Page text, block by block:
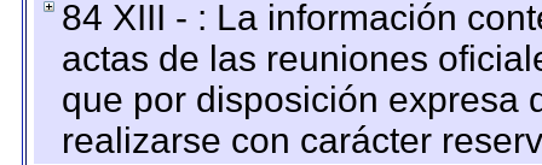
84 XIII - : La información
actas de las reuniones
que por disposición expresa
realizarse con carácter